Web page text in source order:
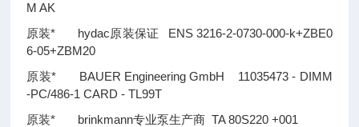
M AK
原装* hydac原装保证 ENS 3216-2-0730-000-k+ZBE0
6-05+ZBM20
原装* BAUER Engineering GmbH 11035473 - DIMM
-PC/486-1 CARD - TL99T
原装* brinkmann专业泵生产商 TA 80S220 +001